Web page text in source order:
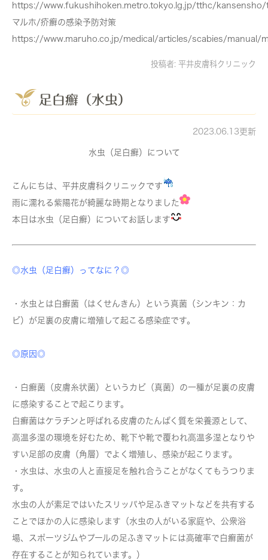
https://www.fukushihoken.metro.tokyo.lg.jp/tthc/
マルホ/疥癬の感染予防対策
https://www.maruho.co.jp/medical/articles/scabies/manual/
投稿者: 平井皮膚科クリニック
足白癬（水虫）
2023.06.13更新
水虫（足白癬）について
こんにちは、平井皮膚科クリニックです
雨に濡れる紫陽花が綺麗な時期となりました
本日は水虫（足白癬）についてお話します
◎水虫（足白癬）ってなに？◎
・水虫とは白癬菌（はくせんきん）という真菌（シンキン：カ
ビ）が足裏の皮膚に増殖して起こる感染症です。
◎原因◎
・白癬菌（皮膚糸状菌）というカビ（真菌）の一種が足裏の皮膚
に感染することで起こります。
白癬菌はケラチンと呼ばれる皮膚のたんぱく質を栄養源として、
高温多湿の環境を好むため、靴下や靴で覆われ高温多湿となりや
すい足部の皮膚（角層）でよく増殖し、感染が起こります。
・水虫は、水虫の人と直接足を触れ合うことがなくてもうつりま
す。
水虫の人が素足ではいたスリッパや足ふきマットなどを共有する
ことでほかの人に感染します（水虫の人がいる家庭や、公衆浴
場、スポーツジムやプールの足ふきマットには高確率で白癬菌が
存在することが知られています。）